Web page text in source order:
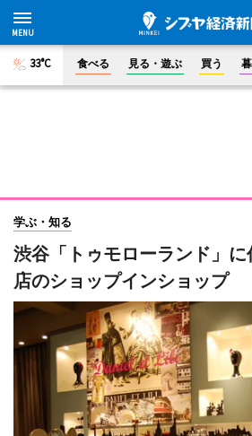
33°C 食べる 見る・遊ぶ 買う
学ぶ・知る
渋谷「トゥモローランド」
店のショップインショップ